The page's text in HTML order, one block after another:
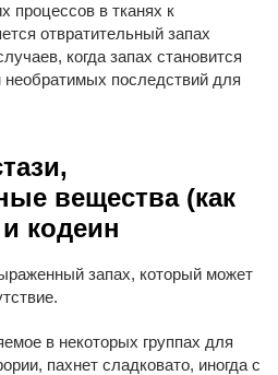
процессов в тканях к
отвратительный запах
когда запах становится
последствий для
вещества (как
кодеин
запах, который может
в некоторых группах для
пахнет сладковато, иногда с